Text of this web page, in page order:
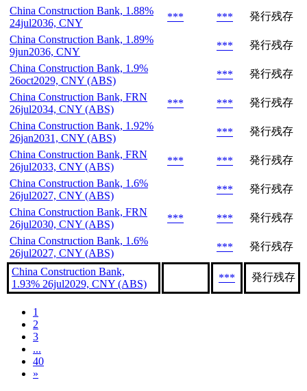
China Construction Bank, 1.88%
24jul2036, CNY
*** ***
発行残存
China Construction Bank, 1.89%
9jun2036, CNY
***
発行残存
China Construction Bank, 1.9%
26oct2029, CNY (ABS)
***
発行残存
China Construction Bank, FRN
26jul2034, CNY (ABS)
*** ***
発行残存
China Construction Bank, 1.92%
26jan2031, CNY (ABS)
***
発行残存
China Construction Bank, FRN
26jul2033, CNY (ABS)
*** ***
発行残存
China Construction Bank, 1.6%
26jul2027, CNY (ABS)
***
発行残存
China Construction Bank, FRN
26jul2030, CNY (ABS)
*** ***
発行残存
China Construction Bank, 1.6%
26jul2027, CNY (ABS)
*** 発行残存
China Construction Bank,
1.93% 26jul2029, CNY (ABS)
*** 発行残存
1
2
3
...
40
»